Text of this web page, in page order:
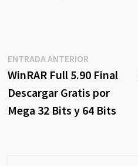
Navegación
de
entradas
ENTRADA ANTERIOREntrada
anterior:
WinRAR Full 5.90 Final
Descargar Gratis por
Mega 32 Bits y 64 Bits